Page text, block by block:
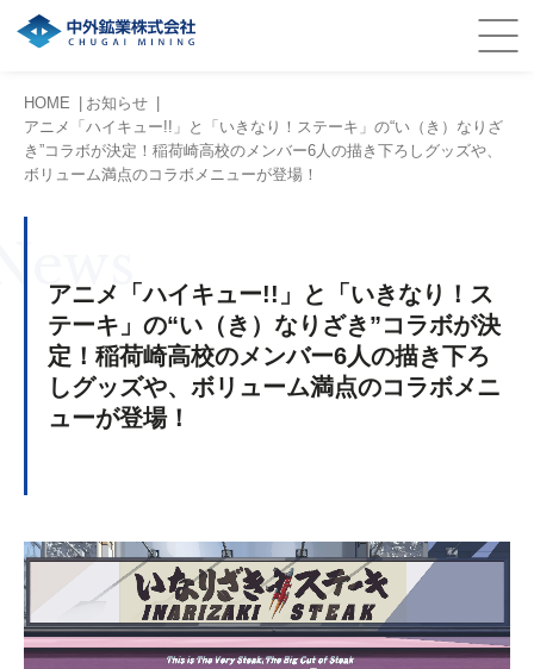
HOME
お知らせ
アニメ「ハイキュー!!」と「いきなり！ステーキ」の“い（き）なりざ
き”コラボが決定！稲荷崎高校のメンバー6人の描き下ろしグッズや、
ボリューム満点のコラボメニューが登場！
アニメ「ハイキュー!!」と「いきなり！ス
テーキ」の“い（き）なりざき”コラボが決
定！稲荷崎高校のメンバー6人の描き下ろ
しグッズや、ボリューム満点のコラボメニ
ューが登場！